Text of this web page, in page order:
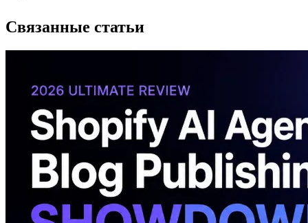
Связанные статьи